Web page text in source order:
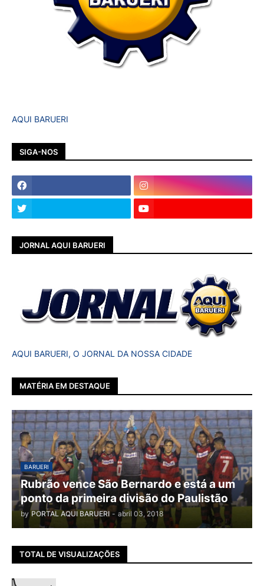
AQUI BARUERI
SIGA-NOS
JORNAL AQUI BARUERI
AQUI BARUERI, O JORNAL DA NOSSA CIDADE
MATÉRIA EM DESTAQUE
BARUERI
Rubrão vence São Bernardo e está a um
ponto da primeira divisão do Paulistão
by PORTAL AQUI BARUERI - abril 03, 2018
TOTAL DE VISUALIZAÇÕES